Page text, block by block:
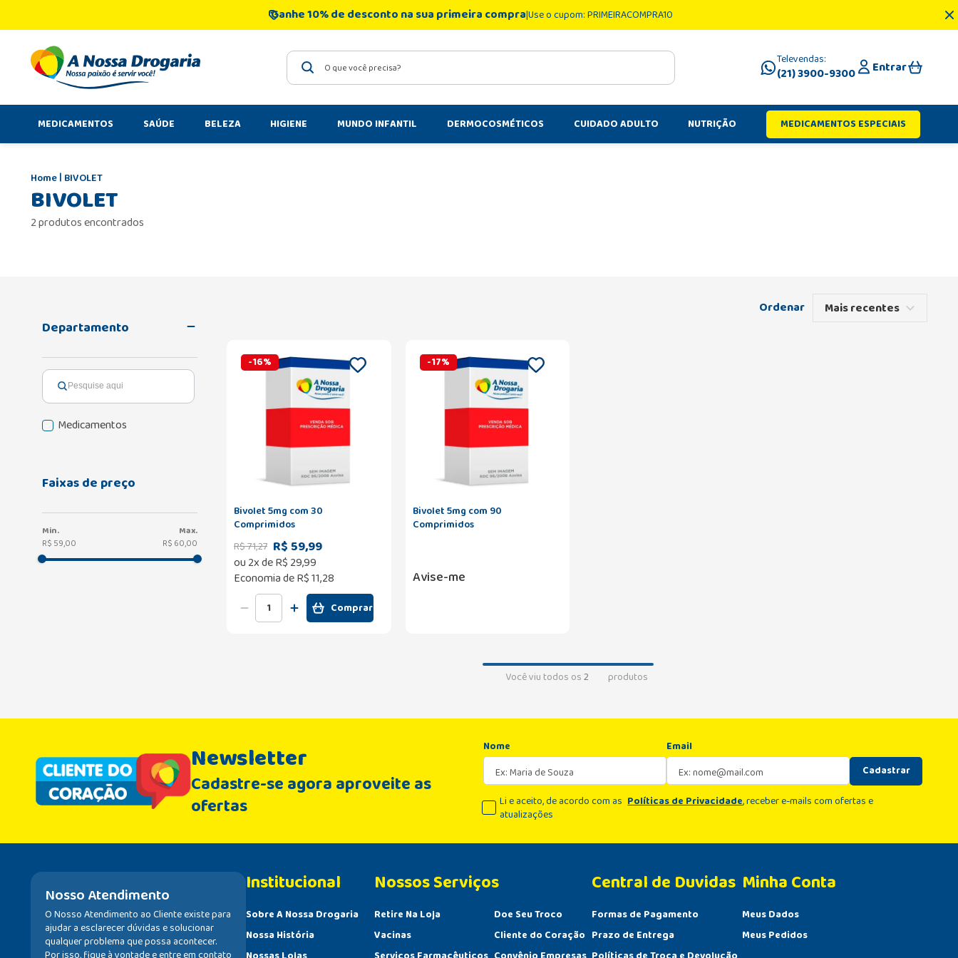
Ganhe 10% de desconto na sua primeira compraUse o cupom: PRIMEIRACOMPRA10
O que você precisa? Televendas:
(21) 3900-9300 Entrar
MEDICAMENTOS SAÚDE BELEZA HIGIENE MUNDO INFANTIL DERMOCOSMÉTICOS CUIDADO ADULTO NUTRIÇÃO MEDICAMENTOS ESPECIAIS
BIVOLET
BIVOLET
2 produtos encontrados
Departamento
Medicamentos
Faixas de preço
R$ 59,00 R$ 60,00
Mais recentes
-16%
Bivolet 5mg com 30
Comprimidos
R$71,27 R$ 59,99
ou 2x deR$ 29,99
Economia deR$ 11,28
Comprar
-17%
Bivolet 5mg com 90
Comprimidos
Avise-me
Você viu todos os2 produtos
Newsletter
Cadastre-se agora aproveite as
ofertas
Nome
Email
Cadastrar
Li e aceito, de acordo com as Políticas de Privacidade, receber e-mails com ofertas e
atualizações
Nosso Atendimento
O Nosso Atendimento ao Cliente existe para
ajudar a esclarecer dúvidas e solucionar
qualquer problema que possa acontecer.
Institucional
Sobre A Nossa Drogaria
Nossa História
Retire Na Loja
Vacinas
Doe Seu Troco
Cliente do Coração
Central de Duvidas
Formas de Pagamento
Prazo de Entrega
Minha Conta
Meus Dados
Meus Pedidos